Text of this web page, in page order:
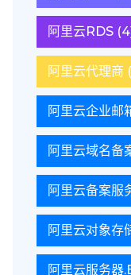
阿里云RDS
阿里云代理商
阿里云企业邮
阿里云域名备
阿里云备案服
阿里云对象存
阿里云服务器